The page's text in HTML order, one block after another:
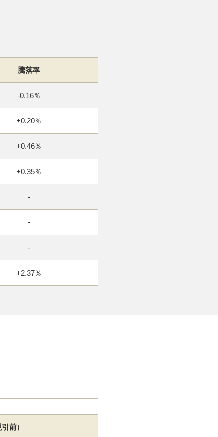
騰落率
-0.16％
+0.20％
+0.46％
+0.35％
-
-
-
+2.37％
前）